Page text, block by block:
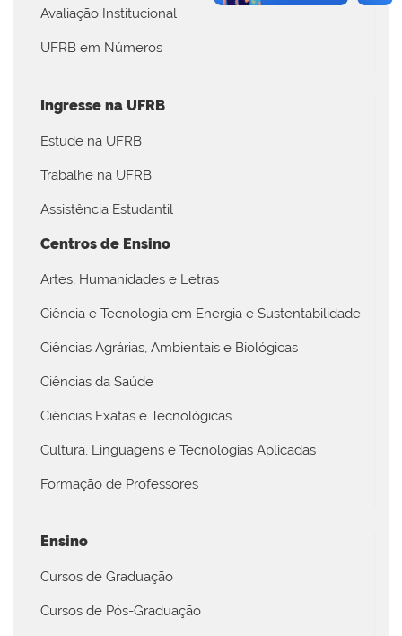
Avaliação Institucional
UFRB em Números
Ingresse na UFRB
Estude na UFRB
Trabalhe na UFRB
Assistência Estudantil
Centros de Ensino
Artes, Humanidades e Letras
Ciência e Tecnologia em Energia e Sustentabilidade
Ciências Agrárias, Ambientais e Biológicas
Ciências da Saúde
Ciências Exatas e Tecnológicas
Cultura, Linguagens e Tecnologias Aplicadas
Formação de Professores
Ensino
Cursos de Graduação
Cursos de Pós-Graduação